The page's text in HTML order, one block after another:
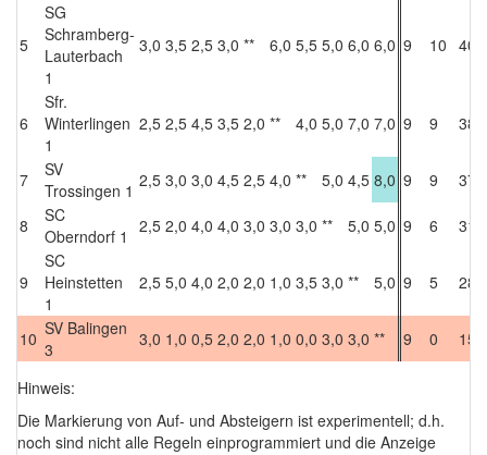
5
SG
Schramberg-
Lauterbach
1
3,0 3,5 2,5 3,0 ** 6,0 5,5 5,0 6,0 6,0 9 10
6
Sfr.
Winterlingen
1
2,5 2,5 4,5 3,5 2,0 ** 4,0 5,0 7,0 7,0 9 9
7
SV
Trossingen 1 2,5 3,0 3,0 4,5 2,5 4,0 ** 5,0 4,5 8,0 9 9
8
SC
Oberndorf 1
2,5 2,0 4,0 4,0 3,0 3,0 3,0 ** 5,0 5,0 9 6
9
SC
Heinstetten
1
2,5 5,0 4,0 2,0 2,0 1,0 3,5 3,0 ** 5,0 9 5
10 SV Balingen
3
3,0 1,0 0,5 2,0 2,0 1,0 0,0 3,0 3,0 ** 9 0
Hinweis:
Die Markierung von Auf- und Absteigern ist experimentell; d.h.
noch sind nicht alle Regeln einprogrammiert und die Anzeige